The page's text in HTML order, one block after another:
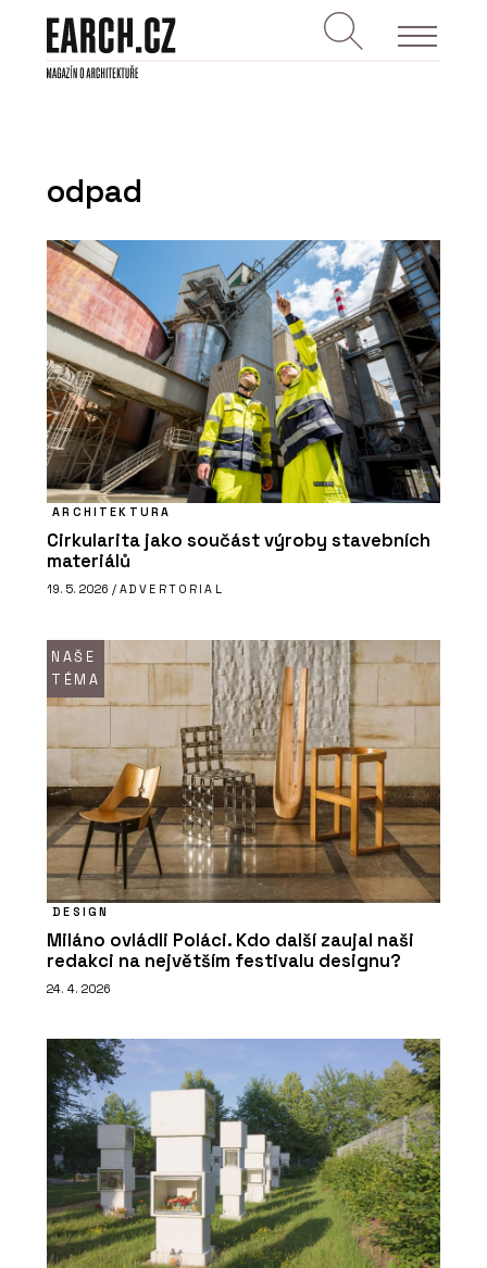
odpad
ARCHITEKTURA
Cirkularita jako součást výroby stavebních
materiálů
19. 5. 2026 / ADVERTORIAL
NAŠE
TÉMA
DESIGN
Miláno ovládli Poláci. Kdo další zaujal naši
redakci na největším festivalu designu?
24. 4. 2026